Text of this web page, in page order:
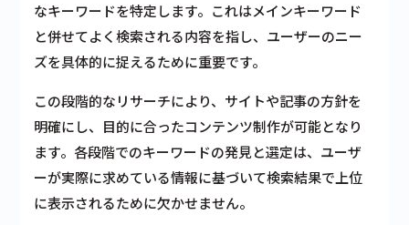
なキーワードを特定します。これはメインキーワード
と併せてよく検索される内容を指し、ユーザーのニー
ズを具体的に捉えるために重要です。
この段階的なリサーチにより、サイトや記事の方針を
明確にし、目的に合ったコンテンツ制作が可能となり
ます。各段階でのキーワードの発見と選定は、ユーザ
ーが実際に求めている情報に基づいて検索結果で上位
に表示されるために欠かせません。